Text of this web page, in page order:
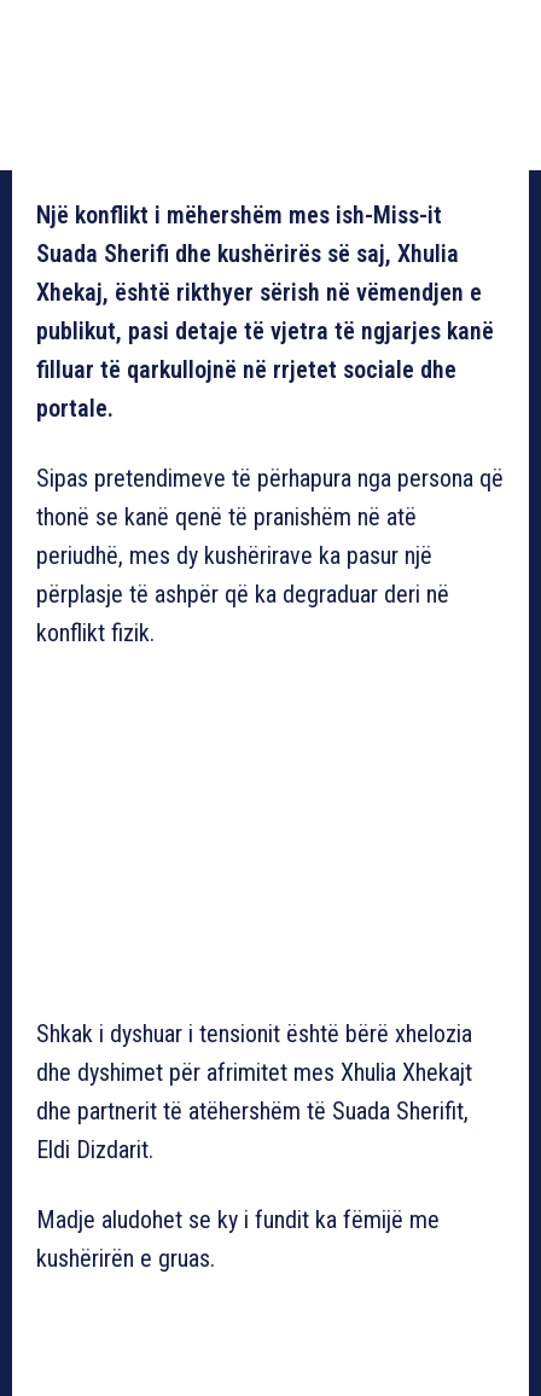
Një konflikt i mëhershëm mes ish-Miss-it
Suada Sherifi dhe kushërirës së saj, Xhulia
Xhekaj, është rikthyer sërish në vëmendjen e
publikut, pasi detaje të vjetra të ngjarjes kanë
filluar të qarkullojnë në rrjetet sociale dhe
portale.
Sipas pretendimeve të përhapura nga persona që
thonë se kanë qenë të pranishëm në atë
periudhë, mes dy kushërirave ka pasur një
përplasje të ashpër që ka degraduar deri në
konflikt fizik.
Shkak i dyshuar i tensionit është bërë xhelozia
dhe dyshimet për afrimitet mes Xhulia Xhekajt
dhe partnerit të atëhershëm të Suada Sherifit,
Eldi Dizdarit.
Madje aludohet se ky i fundit ka fëmijë me
kushërirën e gruas.